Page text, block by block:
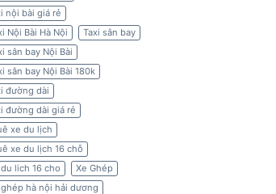
nội bài giá rẻ
Nội Bài Hà Nội
Taxi sân bay
sân bay Nội Bài
sân bay Nội Bài 180k
đường dài
đường dài giá rẻ
xe du lịch
xe du lịch 16 chỗ
lich 16 cho
Xe Ghép
hà nội hải dương